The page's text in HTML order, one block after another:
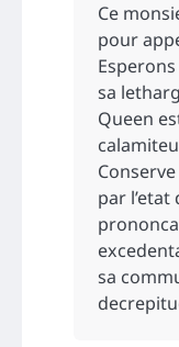
Ce
pour
sa
Queen
par l’etat
sa